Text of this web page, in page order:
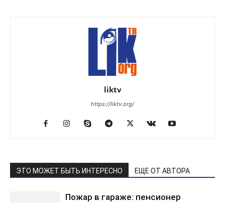
liktv
https://liktv.org/
ЭТО МОЖЕТ БЫТЬ ИНТЕРЕСНО ЕЩЕ ОТ АВТОРА
Пожар в гараже: пенсионер